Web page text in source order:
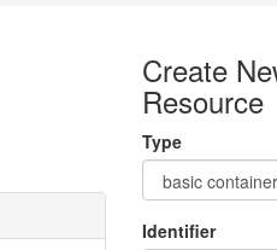
Create
Resource
Type
Identifier